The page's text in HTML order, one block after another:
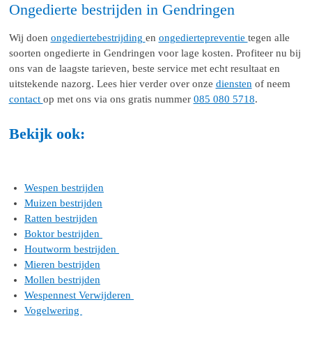
Ongedierte bestrijden in Gendringen
Wij doen ongediertebestrijding en ongediertepreventie tegen alle
soorten ongedierte in Gendringen voor lage kosten. Profiteer nu bij
ons van de laagste tarieven, beste service met echt resultaat en
uitstekende nazorg. Lees hier verder over onze diensten of neem
contact op met ons via ons gratis nummer 085 080 5718.
Bekijk ook:
Wespen bestrijden
Muizen bestrijden
Ratten bestrijden
Boktor bestrijden
Houtworm bestrijden
Mieren bestrijden
Mollen bestrijden
Wespennest Verwijderen
Vogelwering